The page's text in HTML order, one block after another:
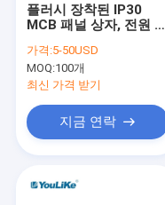
플러시 장착된 IP30
MCB 패널 상자, 전원 분
가격:5-50USD
MOQ:100개
최신 가격 받기
지금 연락